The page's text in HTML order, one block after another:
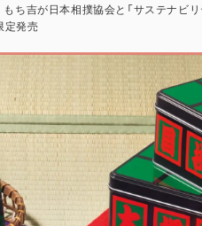
もち吉が日本相撲協会と「サステナビ
定発売